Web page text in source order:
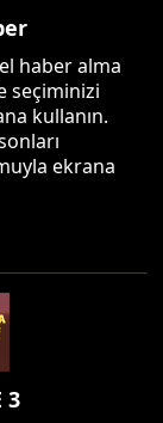
haber alma
seçiminizi
kullanın.
ekrana
3